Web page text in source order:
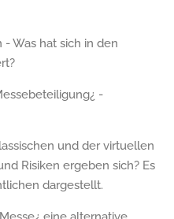
Was hat sich in den
-
und der virtuellen
Risiken ergeben sich? Es
dargestellt.